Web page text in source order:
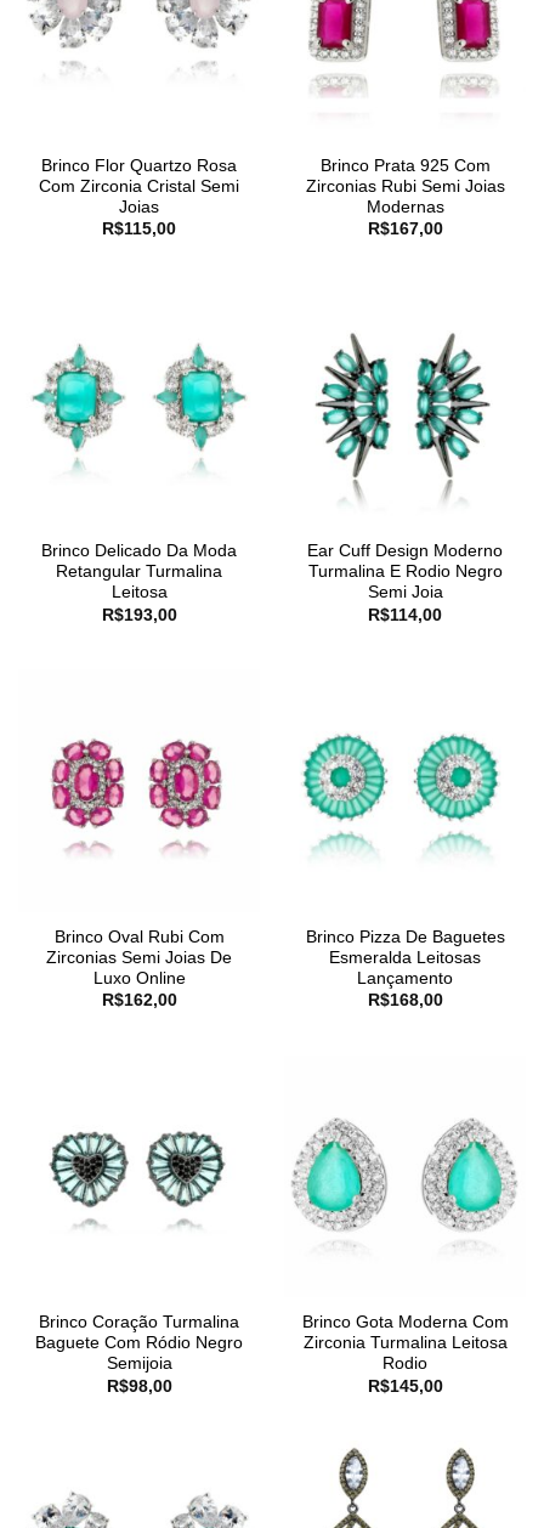
Brinco Flor Quartzo Rosa
Com Zirconia Cristal Semi
Joias
R$115,00
Brinco Prata 925 Com
Zirconias Rubi Semi Joias
Modernas
R$167,00
Brinco Delicado Da Moda
Retangular Turmalina
Leitosa
R$193,00
Ear Cuff Design Moderno
Turmalina E Rodio Negro
Semi Joia
R$114,00
Brinco Oval Rubi Com
Zirconias Semi Joias De
Luxo Online
R$162,00
Brinco Pizza De Baguetes
Esmeralda Leitosas
Lançamento
R$168,00
Brinco Coração Turmalina
Baguete Com Ródio Negro
Semijoia
R$98,00
Brinco Gota Moderna Com
Zirconia Turmalina Leitosa
Rodio
R$145,00